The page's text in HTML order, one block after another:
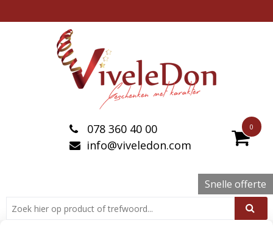
0
078 360 40 00
info@viveledon.com
Snelle offerte